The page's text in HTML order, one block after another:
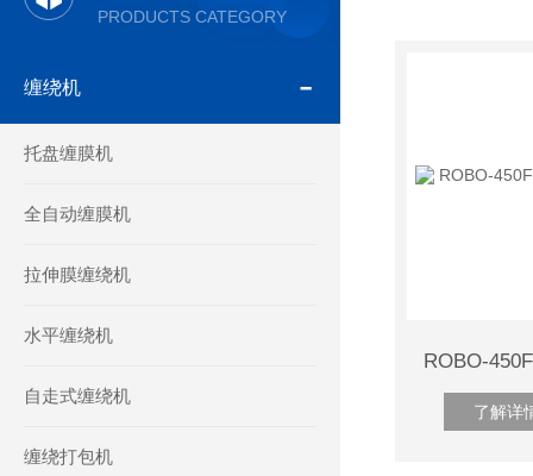
PRODUCTS CATEGORY
缠绕机
托盘缠膜机
全自动缠膜机
拉伸膜缠绕机
水平缠绕机
自走式缠绕机
缠绕打包机
了解详